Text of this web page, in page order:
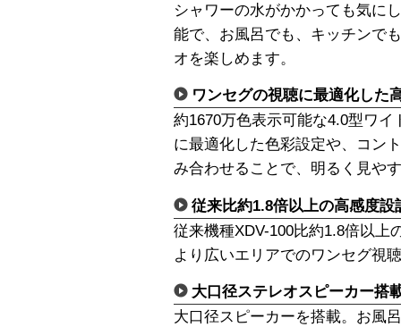
シャワーの水がかかっても気に
能で、お風呂でも、キッチンで
オを楽しめます。
ワンセグの視聴に最適化した
約1670万色表示可能な4.0型ワ
に最適化した色彩設定や、コン
み合わせることで、明るく見や
従来比約1.8倍以上の高感度設
従来機種XDV-100比約1.8倍以上
より広いエリアでのワンセグ視
大口径ステレオスピーカー搭
大口径スピーカーを搭載。お風